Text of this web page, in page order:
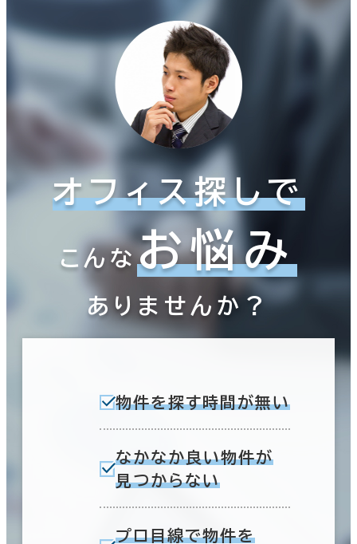
オフィス探しで
こんなお悩み
ありませんか？
物件を探す時間が無い
なかなか良い物件が
見つからない
プロ目線で物件を